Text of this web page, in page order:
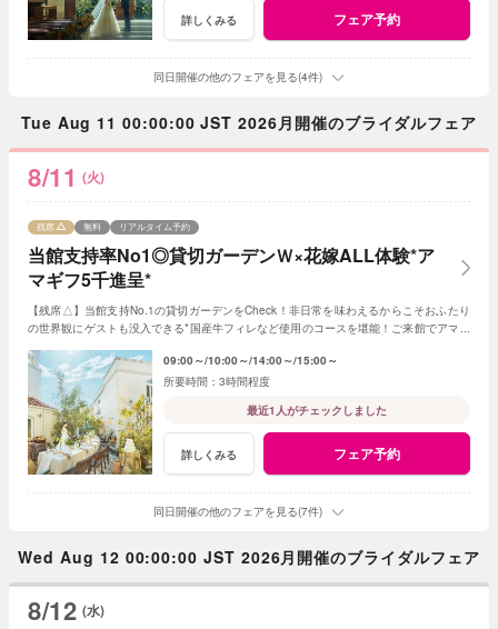
詳しくみる フェア予約
同日開催の他のフェアを見る(4件)
Tue Aug 11 00:00:00 JST 2026月開催のブライダルフェア
8/11 (火)
当館支持率No1◎貸切ガーデンＷ×花嫁ALL体験*ア
マギフ5千進呈*
残席 無料 リアルタイム予約
【残席△】当館支持No.1の貸切ガーデンをCheck！非日常を味わえるからこそおふたり
の世界観にゲストも没入できる*国産牛フィレなど使用のコースを堪能！ご来館でアマギ
09:00～ 10:00～ 14:00～ 15:00～
3時間程度
最近1人がチェックしました
詳しくみる フェア予約
同日開催の他のフェアを見る(7件)
Wed Aug 12 00:00:00 JST 2026月開催のブライダルフェア
8/12 (水)